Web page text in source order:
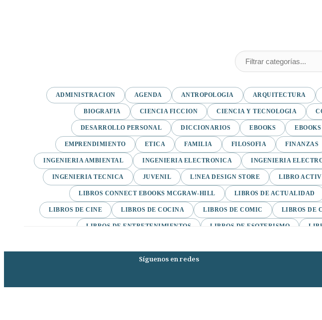
ADMINISTRACION AGENDA ANTROPOLOGIA ARQUITECTURA
BIOGRAFIA CIENCIA FICCION CIENCIA Y TECNOLOGIA
DESARROLLO PERSONAL DICCIONARIOS EBOOKS
EMPRENDIMIENTO ETICA FAMILIA FILOSOFIA FINANZAS
INGENIERIA AMBIENTAL INGENIERIA ELECTRONICA INGENIERIA
INGENIERIA TECNICA JUVENIL L!NEA DESIGN STORE LIBRO
LIBROS CONNECT EBOOKS MCGRAW-HILL LIBROS DE ACTUALIDAD
LIBROS DE CINE LIBROS DE COCINA LIBROS DE COMIC LIBROS DE
LIBROS DE ENTRETENIMIENTOS LIBROS DE ESOTERISMO
LIBROS DE MODA
Síguenos en redes